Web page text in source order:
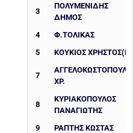
3
ΠΟΛΥΜΕΝΙΔΗΣ
ΔΗΜΟΣ
4
Φ.ΤΟΛΙΚΑΣ
5
ΚΟΥΚΙΟΣ ΧΡΗΣΤΟΣ(ΕΞ)
7
ΑΓΓΕΛΟΚΩΣΤΟΠΟΥΛΟΣ
ΧΡ.
8
ΚΥΡΙΑΚΟΠΟΥΛΟΣ
ΠΑΝΑΓΙΩΤΗΣ
9
ΡΑΠΤΗΣ ΚΩΣΤΑΣ